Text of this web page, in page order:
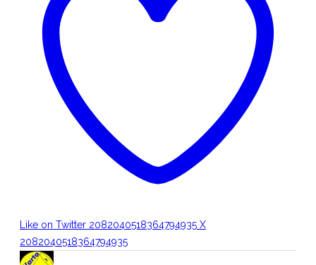
Like on Twitter 2082040518364794935 X
2082040518364794935